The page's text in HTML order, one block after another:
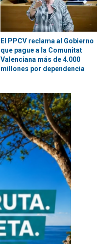
El PPCV reclama al Gobierno
que pague a la Comunitat
Valenciana más de 4.000
millones por dependencia